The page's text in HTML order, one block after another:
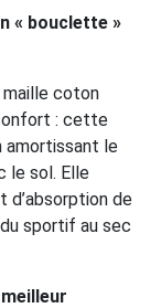
« bouclette »
coton
: cette
amortissant le
le sol. Elle
d’absorption de
sportif au sec